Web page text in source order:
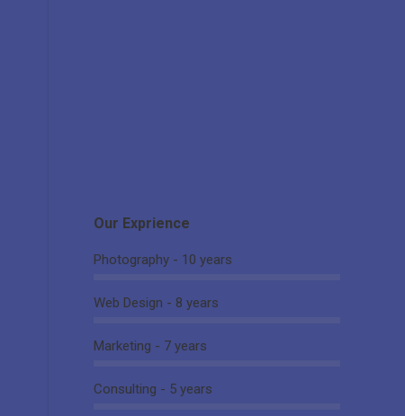
Our Exprience
Photography - 10 years
Web Design - 8 years
Marketing - 7 years
Consulting - 5 years